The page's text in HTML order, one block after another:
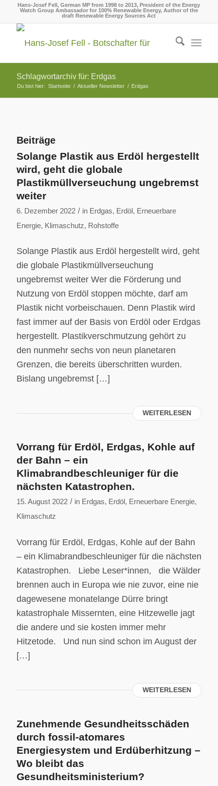
Hans-Josef Fell, German MP from 1998 to 2013, President of the Energy
Watch Group Ambassador for 100% Renewable Energy, Author of the
draft Renewable Energy Sources Act
Schlagwortarchiv für: Erdgas
Du bist hier: Startseite / Aktueller Newsletter / Erdgas
Beiträge
Solange Plastik aus Erdöl hergestellt
wird, geht die globale
Plastikmüllverseuchung ungebremst
weiter
6. Dezember 2022 / in Erdgas, Erdöl , Erneuerbare
Energie, Klimaschutz, Rohstoffe
Solange Plastik aus Erdöl hergestellt wird, geht
die globale Plastikmüllverseuchung
ungebremst weiter Wer die Förderung und
Nutzung von Erdöl stoppen möchte, darf am
Plastik nicht vorbeischauen. Denn Plastik wird
fast immer auf der Basis von Erdöl oder Erdgas
hergestellt. Plastikverschmutzung gehört zu
den nunmehr sechs von neun planetaren
Grenzen, die bereits überschritten wurden.
Bislang ungebremst […]
WEITERLESEN
Vorrang für Erdöl, Erdgas, Kohle auf
der Bahn – ein
Klimabrandbeschleuniger für die
nächsten Katastrophen.
15. August 2022 / in Erdgas, Erdöl , Erneuerbare Energie,
Klimaschutz
Vorrang für Erdöl, Erdgas, Kohle auf der Bahn
– ein Klimabrandbeschleuniger für die nächsten
Katastrophen. Liebe Leser*innen, die Wälder
brennen auch in Europa wie nie zuvor, eine nie
dagewesene monatelange Dürre bringt
katastrophale Missernten, eine Hitzewelle jagt
die andere und sie kosten immer mehr
Hitzetode. Und nun sind schon im August der
[…]
WEITERLESEN
Zunehmende Gesundheitsschäden
durch fossil-atomares
Energiesystem und Erdüberhitzung –
Wo bleibt das
Gesundheitsministerium?